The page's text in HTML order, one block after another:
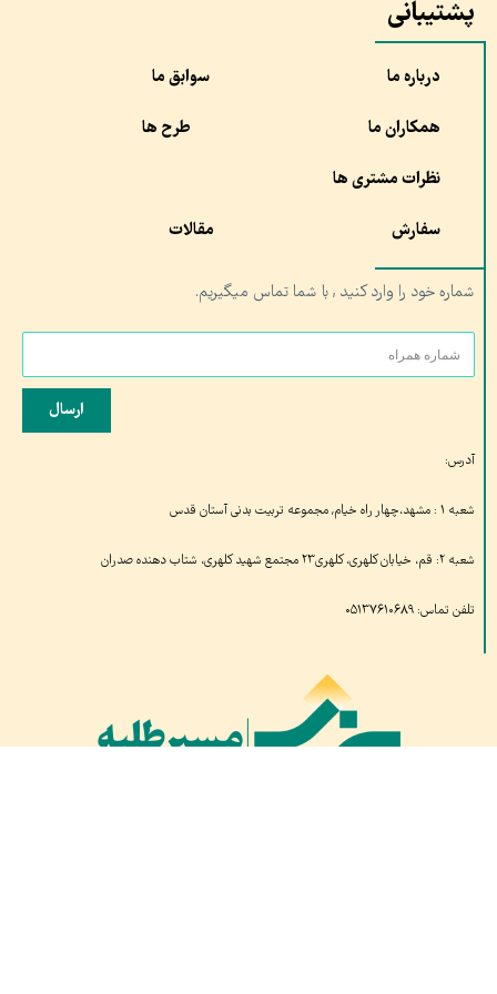
پشتیبانی
درباره ما سوابق ما
همکاران ما طرح ها
نظرات مشتری ها
سفارش مقالات
شماره خود را وارد کنید , با شما تماس میگیریم.
ارسال
آدرس:
شعبه ۱ : مشهد،چهار راه خیام, مجموعه تربیت بدنی آستان قدس
شعبه ۲: قم، خیابان کلهری، کلهری۲۳ مجتمع شهید کلهری، شتاب دهنده صدران
تلفن تماس: ۰۵۱۳۷۶۱۰۶۸۹